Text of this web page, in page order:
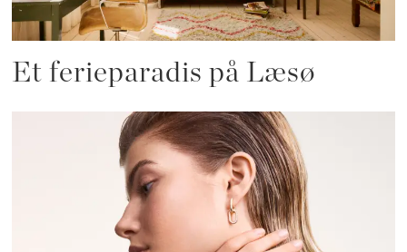
Et ferieparadis på Læsø